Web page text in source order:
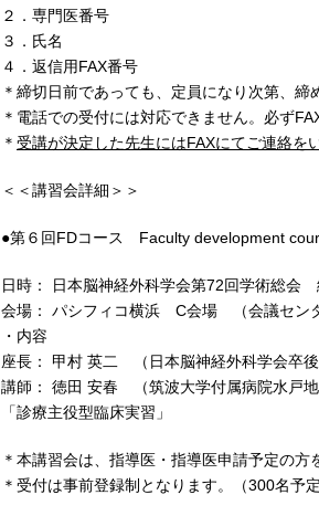
２．専門医番号
３．氏名
４．返信用FAX番号
＊締切日前であっても、定員になり次第、締
＊電話での受付には対応できません。必ず
＊ 受講が決定した先生にはFAXにてご連絡を
＜＜講習会詳細＞＞
●第６回FDコース Faculty development
日時： 日本脳神経外科学会第72回学術総会
会場： パシフィコ横浜 C会場 （会議セン
・内容
座長： 甲村 英二 （日本脳神経外科学会卒
講師： 徳田 安春 （筑波大学付属病院水戸
「診療主役型臨床実習」
＊本講習会は、指導医・指導医申請予定の方
＊受付は事前登録制となります。（300名予定